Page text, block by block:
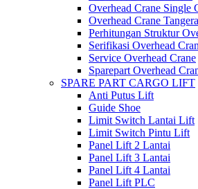
Overhead Crane Single
Overhead Crane
Perhitungan Struktur
Serifikasi Overhead
Service Overhead Crane
Sparepart Overhead
SPARE PART CARGO LIFT
Anti Putus Lift
Guide Shoe
Limit Switch Lantai Lift
Limit Switch Pintu Lift
Panel Lift 2 Lantai
Panel Lift 3 Lantai
Panel Lift 4 Lantai
Panel Lift PLC